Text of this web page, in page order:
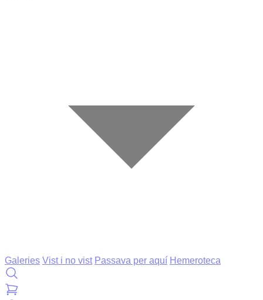
Galeries Vist i no vist Passava per aquí Hemeroteca